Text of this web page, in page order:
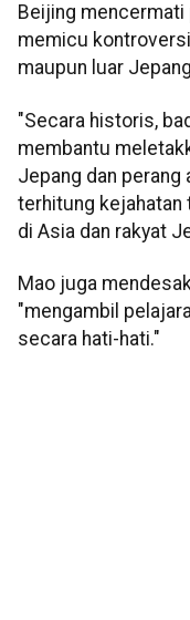
Beijing mencermati
memicu
maupun luar
"Secara historis,
membantu
Jepang dan perang
terhitung kejahatan
di Asia dan rakyat
Mao juga
"mengambil
secara hati-hati."